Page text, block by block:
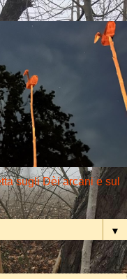
sugli Dèi arcani e sul
▼